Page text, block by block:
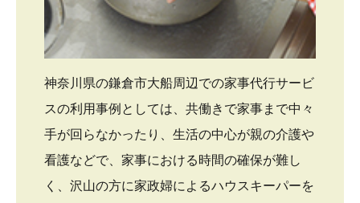
神奈川県の鎌倉市大船周辺での家事代行サービ
スの利用事例としては、共働きで家事まで中々
手が回らなかったり、生活の中心が親の介護や
看護などで、家事における時間の確保が難し
く、沢山の方に家政婦によるハウスキーパーを